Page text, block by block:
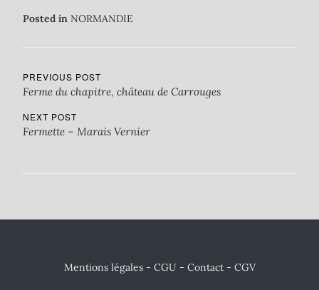
Posted in NORMANDIE
PREVIOUS POST
Ferme du chapitre, château de Carrouges
NEXT POST
Fermette – Marais Vernier
Mentions légales - CGU - Contact - CGV